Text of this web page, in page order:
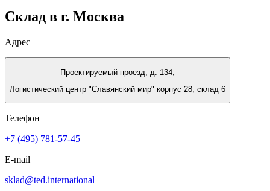
Склад в г. Москва
Адрес
Проектируемый проезд, д. 134,
Логистический центр "Славянский мир" корпус 28, склад 6
Телефон
+7 (495) 781-57-45
E-mail
sklad@ted.international